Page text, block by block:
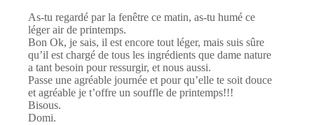
As-tu regardé par la fenêtre ce matin, as-tu humé ce
léger air de printemps.
Bon Ok, je sais, il est encore tout léger, mais suis sûre
qu’il est chargé de tous les ingrédients que dame nature
a tant besoin pour ressurgir, et nous aussi.
Passe une agréable journée et pour qu’elle te soit douce
et agréable je t’offre un souffle de printemps!!!
Bisous.
Domi.